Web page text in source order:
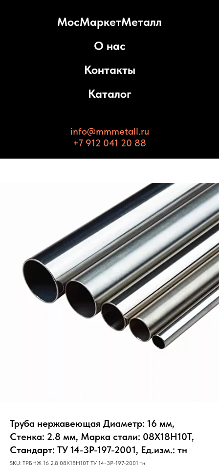
МосМаркетМеталл
О нас
Контакты
Каталог
info@mmmetall.ru
+7 912 041 20 88
Труба нержавеющая Диаметр: 16 мм,
Стенка: 2.8 мм, Марка стали: 08Х18Н10Т,
Стандарт: ТУ 14-3Р-197-2001, Ед.изм.: тн
SKU: ТРБНЖ 16 2.8 08Х18Н10Т ТУ 14-3Р-197-2001 тн